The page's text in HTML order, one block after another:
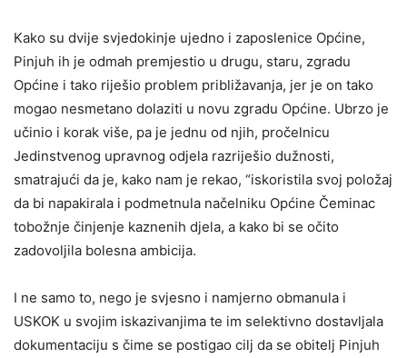
Kako su dvije svjedokinje ujedno i zaposlenice Općine,
Pinjuh ih je odmah premjestio u drugu, staru, zgradu
Općine i tako riješio problem približavanja, jer je on tako
mogao nesmetano dolaziti u novu zgradu Općine. Ubrzo je
učinio i korak više, pa je jednu od njih, pročelnicu
Jedinstvenog upravnog odjela razriješio dužnosti,
smatrajući da je, kako nam je rekao, “iskoristila svoj položaj
da bi napakirala i podmetnula načelniku Općine Čeminac
tobožnje činjenje kaznenih djela, a kako bi se očito
zadovoljila bolesna ambicija.
I ne samo to, nego je svjesno i namjerno obmanula i
USKOK u svojim iskazivanjima te im selektivno dostavljala
dokumentaciju s čime se postigao cilj da se obitelj Pinjuh